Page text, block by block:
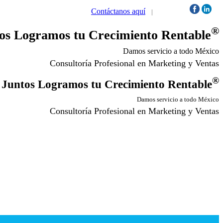
Contáctanos aquí |
Logramos tu Crecimiento Rentable®
Damos servicio a todo México
Consultoría Profesional en Marketing y Ventas
Juntos Logramos tu Crecimiento Rentable®
Damos servicio a todo México
Consultoría Profesional en Marketing y Ventas